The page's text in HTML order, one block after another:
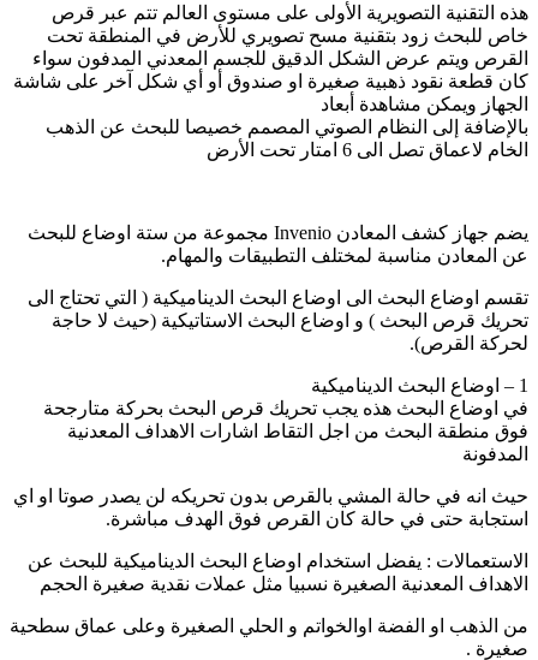
هذه التقنية التصويرية الأولى على مستوى العالم تتم عبر قرص
خاص للبحث زود بتقنية مسح تصويري للأرض في المنطقة تحت
القرص ويتم عرض الشكل الدقيق للجسم المعدني المدفون سواء
كان قطعة نقود ذهبية صغيرة او صندوق أو أي شكل آخر على شاشة
الجهاز ويمكن مشاهدة أبعاد
بالإضافة إلى النظام الصوتي المصمم خصيصا للبحث عن الذهب
الخام لاعماق تصل الى 6 امتار تحت الأرض
يضم جهاز كشف المعادن Invenio مجموعة من ستة اوضاع للبحث
عن المعادن مناسبة لمختلف التطبيقات والمهام.
تقسم اوضاع البحث الى اوضاع البحث الديناميكية ( التي تحتاج الى
تحريك قرص البحث ) و اوضاع البحث الاستاتيكية (حيث لا حاجة
لحركة القرص).
1 – اوضاع البحث الديناميكية
في اوضاع البحث هذه يجب تحريك قرص البحث بحركة متارجحة
فوق منطقة البحث من اجل التقاط اشارات الاهداف المعدنية
المدفونة
حيث انه في حالة المشي بالقرص بدون تحريكه لن يصدر صوتا او اي
استجابة حتى في حالة كان القرص فوق الهدف مباشرة.
الاستعمالات : يفضل استخدام اوضاع البحث الديناميكية للبحث عن
الاهداف المعدنية الصغيرة نسبيا مثل عملات نقدية صغيرة الحجم
من الذهب او الفضة اوالخواتم و الحلي الصغيرة وعلى عماق سطحية
صغيرة .